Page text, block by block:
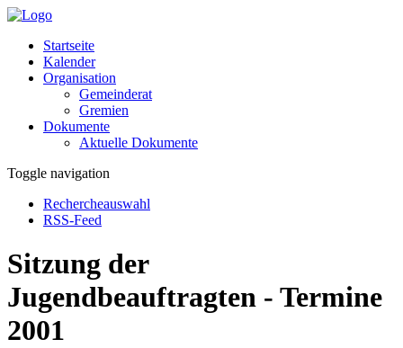
Startseite
Kalender
Organisation
Gemeinderat
Gremien
Dokumente
Aktuelle Dokumente
Toggle navigation
Rechercheauswahl
RSS-Feed
Sitzung der
Jugendbeauftragten - Termine
2001